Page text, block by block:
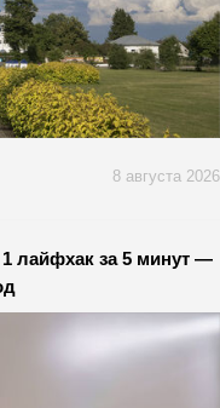
8 августа 2026
лайфхак за 5 минут —